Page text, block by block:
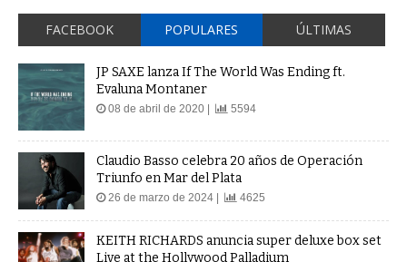
FACEBOOK POPULARES ÚLTIMAS
JP SAXE lanza If The World Was Ending ft.
Evaluna Montaner
08 de abril de 2020 | 5594
Claudio Basso celebra 20 años de Operación
Triunfo en Mar del Plata
26 de marzo de 2024 | 4625
KEITH RICHARDS anuncia super deluxe box set
Live at the Hollywood Palladium